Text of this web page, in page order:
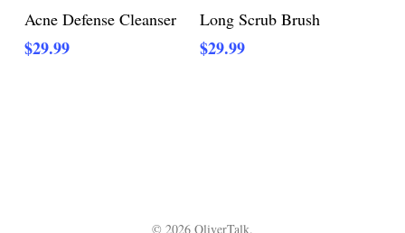
Acne Defense Cleanser
$29.99
Long Scrub Brush
$29.99
© 2026 OliverTalk.